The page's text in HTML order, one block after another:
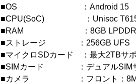
■OS ：Android 15
■CPU(SoC) ：Unisoc T615 オ
■RAM ：8GB LPDDR4(最大
■ストレージ ：256GB UFS
■マイクロSDカード ：最大2TBサ
■SIMカード ：デュアルSIMサ
■カメラ ：フロント：8MP